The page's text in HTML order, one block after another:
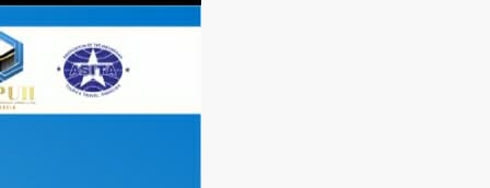
Langsung
ke